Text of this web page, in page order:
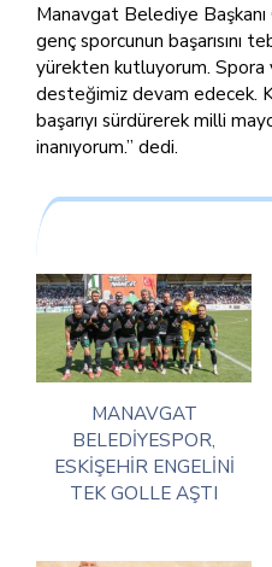
Manavgat Belediye
genç sporcunun başarısını
yürekten kutluyorum. Spora
desteğimiz devam edecek.
başarıyı sürdürerek milli
inanıyorum.” dedi.
MANAVGAT
BELEDİYESPOR,
ESKİŞEHİR ENGELİNİ
TEK GOLLE AŞTI